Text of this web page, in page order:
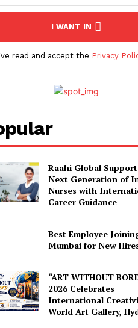
I WANT IN
read and accept the Privacy
Raahi Global
Next Generation of
Nurses with
Career Guidance
Best Employee
Mumbai for New
“ART WITHOUT
2026 Celebrates
International
World Art Gallery,